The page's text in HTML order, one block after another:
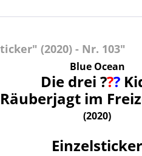
(2020) - Nr. 103"
Blue Ocean
Die drei ???
im
(2020)
Einzelsticker